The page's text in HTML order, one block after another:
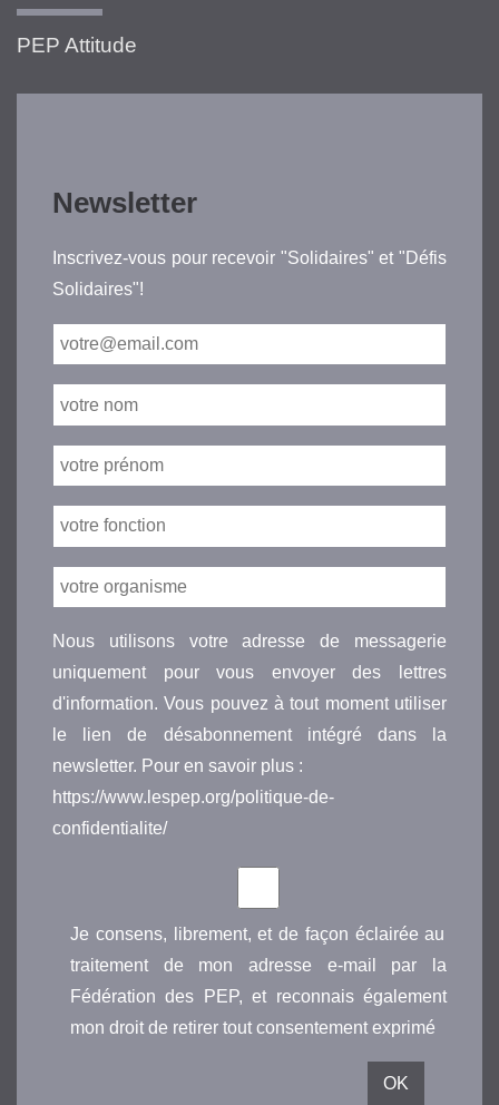
PEP Attitude
Newsletter
Inscrivez-vous pour recevoir "Solidaires" et "Défis
Solidaires"!
Nous utilisons votre adresse de messagerie
uniquement pour vous envoyer des lettres
d'information. Vous pouvez à tout moment utiliser
le lien de désabonnement intégré dans la
newsletter. Pour en savoir plus :
https://www.lespep.org/politique-de-
confidentialite/
Je consens, librement, et de façon éclairée au
traitement de mon adresse e-mail par la
Fédération des PEP, et reconnais également
mon droit de retirer tout consentement exprimé